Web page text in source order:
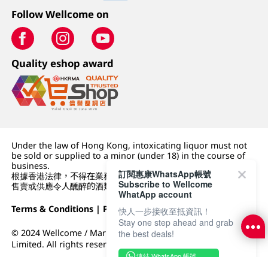
Follow Wellcome on
Quality eshop award
Under the law of Hong Kong, intoxicating liquor must not
be sold or supplied to a minor (under 18) in the course of
business.
根據香港法律，不得在業務過程中，向未成年人 (18 歲以下人士)
售賣或供應令人醺醉的酒類。
Terms & Conditions | Privacy Policy|DFI Retail Group
© 2024 Wellcome / Market Place. The Dairy Farm Company
Limited. All rights reserved.
訂閱惠康WhatsApp帳號
Subscribe to Wellcome
WhatApp account
快人一步接收至抵資訊！
Stay one step ahead and grab
the best deals!